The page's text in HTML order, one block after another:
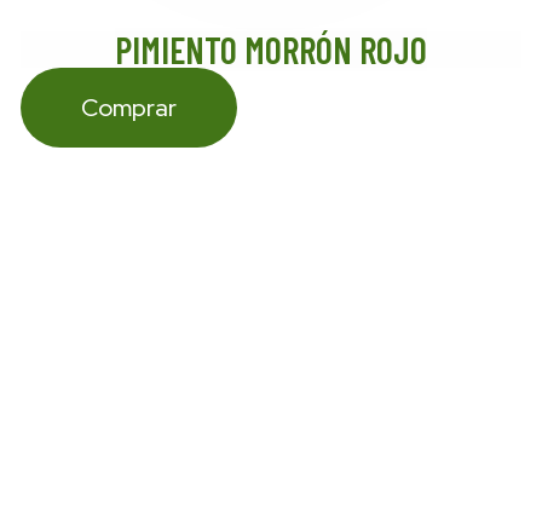
PIMIENTO MORRÓN ROJO
Comprar